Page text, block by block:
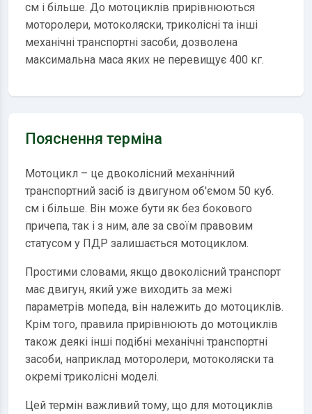
см і більше. До мотоциклів прирівнюються
моторолери, мотоколяски, триколісні та інші
механічні транспортні засоби, дозволена
максимальна маса яких не перевищує 400 кг.
Пояснення терміна
Мотоцикл – це двоколісний механічний
транспортний засіб із двигуном об'ємом 50 куб.
см і більше. Він може бути як без бокового
причепа, так і з ним, але за своїм правовим
статусом у ПДР залишається мотоциклом.
Простими словами, якщо двоколісний транспорт
має двигун, який уже виходить за межі
параметрів мопеда, він належить до мотоциклів.
Крім того, правила прирівнюють до мотоциклів
також деякі інші подібні механічні транспортні
засоби, наприклад моторолери, мотоколяски та
окремі триколісні моделі.
Цей термін важливий тому, що для мотоциклів